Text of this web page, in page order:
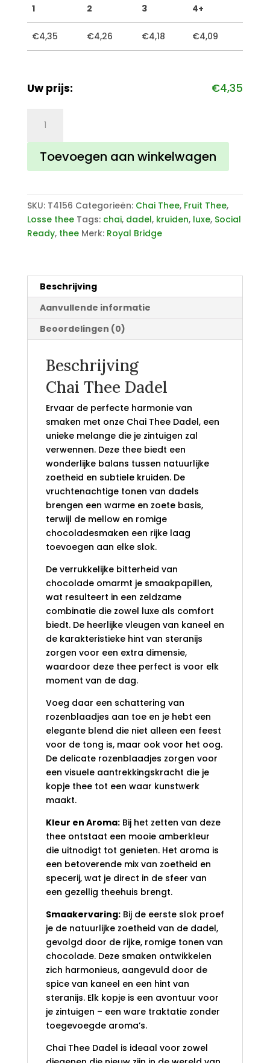
1
2 3 4+
€4,35 €4,26 €4,18 €4,09
Uw prijs: €4,35
Thee
Dadel
aantal
Toevoegen aan winkelwagen
SKU: T4156 Categorieën: Chai Thee, Fruit Thee,
Losse thee Tags: chai, dadel, kruiden, luxe, Social
Ready, thee Merk: Royal Bridge
Beschrijving
Aanvullende informatie
Beoordelingen (0)
Beschrijving
Chai Thee Dadel
Ervaar de perfecte harmonie van
smaken met onze Chai Thee Dadel, een
unieke melange die je zintuigen zal
verwennen. Deze thee biedt een
wonderlijke balans tussen natuurlijke
zoetheid en subtiele kruiden. De
vruchtenachtige tonen van dadels
brengen een warme en zoete basis,
terwijl de mellow en romige
chocoladesmaken een rijke laag
toevoegen aan elke slok.
De verrukkelijke bitterheid van
chocolade omarmt je smaakpapillen,
wat resulteert in een zeldzame
combinatie die zowel luxe als comfort
biedt. De heerlijke vleugen van kaneel en
de karakteristieke hint van steranijs
zorgen voor een extra dimensie,
waardoor deze thee perfect is voor elk
moment van de dag.
Voeg daar een schattering van
rozenblaadjes aan toe en je hebt een
elegante blend die niet alleen een feest
voor de tong is, maar ook voor het oog.
De delicate rozenblaadjes zorgen voor
een visuele aantrekkingskracht die je
kopje thee tot een waar kunstwerk
maakt.
Kleur en Aroma:Bij het zetten van deze
thee ontstaat een mooie amberkleur
die uitnodigt tot genieten. Het aroma is
een betoverende mix van zoetheid en
specerij, wat je direct in de sfeer van
een gezellig theehuis brengt.
Smaakervaring:Bij de eerste slok proef
je de natuurlijke zoetheid van de dadel,
gevolgd door de rijke, romige tonen van
chocolade. Deze smaken ontwikkelen
zich harmonieus, aangevuld door de
spice van kaneel en een hint van
steranijs. Elk kopje is een avontuur voor
je zintuigen – een ware traktatie zonder
toegevoegde aroma’s.
Chai Thee Dadel is ideaal voor zowel